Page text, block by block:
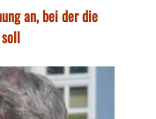
an, bei der die